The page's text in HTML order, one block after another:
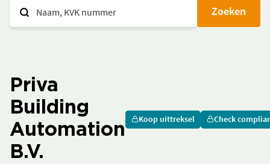
Zoeken
Priva
Building
Automation
B.V.
Koop uittreksel Check